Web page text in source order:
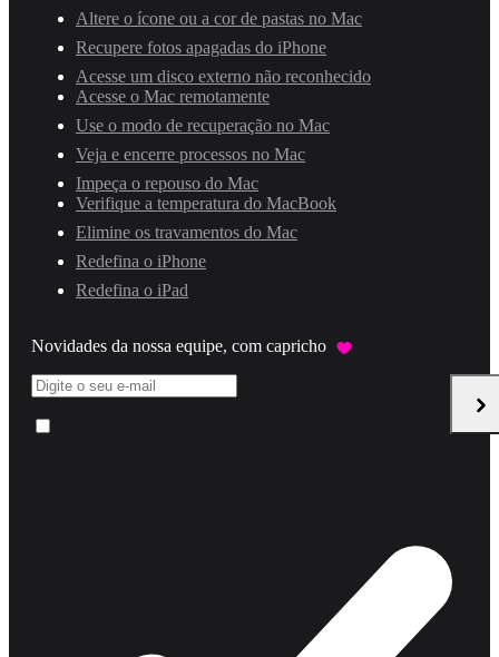
Altere o ícone ou a cor de pastas no Mac
Recupere fotos apagadas do iPhone
Acesse um disco externo não reconhecido
Acesse o Mac remotamente
Use o modo de recuperação no Mac
Veja e encerre processos no Mac
Impeça o repouso do Mac
Verifique a temperatura do MacBook
Elimine os travamentos do Mac
Redefina o iPhone
Redefina o iPad
Novidades da nossa equipe, com capricho